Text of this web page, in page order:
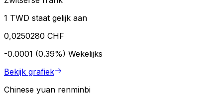
1 TWD staat gelijk aan
0,0250280 CHF
-0.0001 (0.39%) Wekelijks
Bekijk grafiek
Chinese yuan renminbi